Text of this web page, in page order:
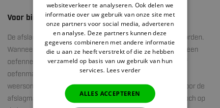
Voor binnen en buiten gebruik
De afslagmat golf kan zowel outdoor als indoor gebruikt worden.
Wanneer je de mat binnen gebruikt is het aan te raden om een
oefennet aan te schaffen. Ook op de golfbaan kan een golf
oefenmat van pas komen. Denk bijvoorbeeld aan extreme
weersomstandigheden, zoals een bevroren ondergrond. Door de
afslagmat te gebruiken heb je nergens last van en kun je toch op
websiteverkeer te analyseren. Ook delen we
informatie over uw gebruik van onze site met
onze partners voor social media, adverteren
en analyse. Deze partners kunnen deze
gegevens combineren met andere informatie
die u aan ze heeft verstrekt of die ze hebben
verzameld op basis van uw gebruik van hun
services. Lees verder
ALLES ACCEPTEREN